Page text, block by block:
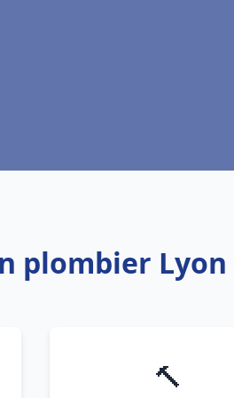
plombier Lyon
🔨